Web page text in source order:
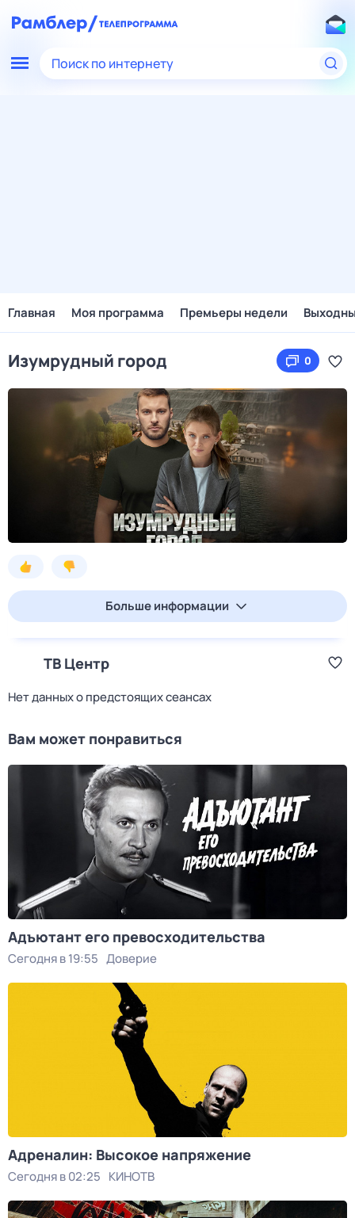
Поиск по интернету
Главная Моя программа Премьеры недели
Изумрудный город 0
Больше информации
ТВ Центр
Нет данных о предстоящих сеансах
Вам может понравиться
Адъютант его превосходительства
Сегодня в 19:55 Доверие
Адреналин: Высокое напряжение
Сегодня в 02:25 КИНОТВ